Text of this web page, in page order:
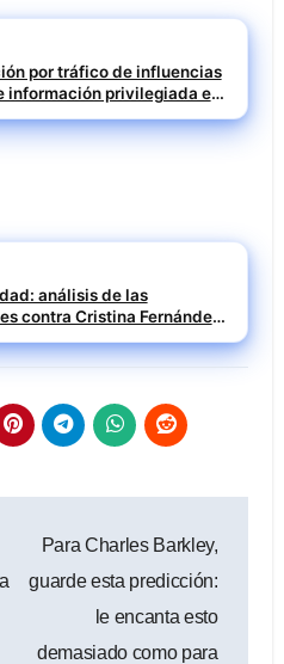
por tráfico de influencias
información privilegiada en
con Francisco Irazusta
análisis de las
contra Cristina Fernández
político
Para Charles Barkley,
guarde esta predicción:
le encanta esto
demasiado como para